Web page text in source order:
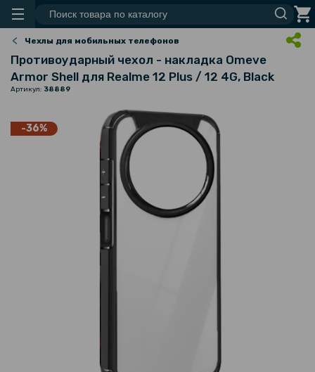
Чехлы для мобильных телефонов
Противоударный чехол - накладка Omeve
Armor Shell для Realme 12 Plus / 12 4G, Black
Артикул: 38889
-36%